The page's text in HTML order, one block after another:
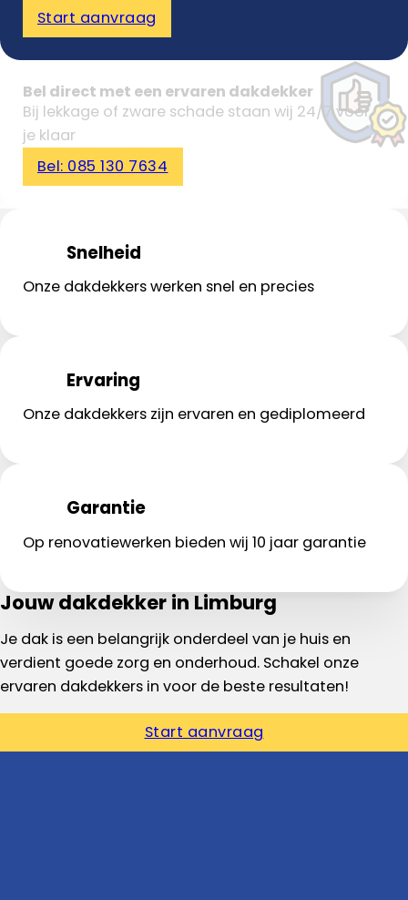
Start aanvraag
Bel direct met een ervaren dakdekker
Bij lekkage of zware schade staan wij 24/7 voor
je klaar
Bel: 085 130 7634
Snelheid
Onze dakdekkers werken snel en precies
Ervaring
Onze dakdekkers zijn ervaren en gediplomeerd
Garantie
Op renovatiewerken bieden wij 10 jaar garantie
Jouw dakdekker in Limburg
Je dak is een belangrijk onderdeel van je huis en
verdient goede zorg en onderhoud. Schakel onze
ervaren dakdekkers in voor de beste resultaten!
Start aanvraag